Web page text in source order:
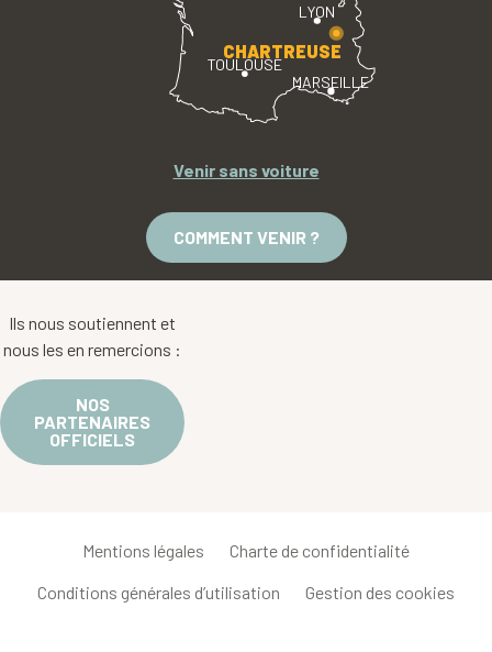
LYON
TOULOUSE
MARSEILLE
CHARTREUSE
Venir sans voiture
COMMENT VENIR ?
Ils nous soutiennent et
nous les en remercions :
NOS
PARTENAIRES
OFFICIELS
Mentions légales Charte de confidentialité
Conditions générales d’utilisation Gestion des cookies